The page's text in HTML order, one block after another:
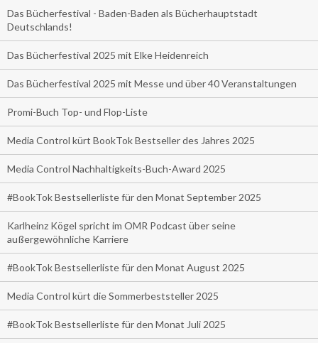
Das Bücherfestival - Baden-Baden als Bücherhauptstadt
Deutschlands!
Das Bücherfestival 2025 mit Elke Heidenreich
Das Bücherfestival 2025 mit Messe und über 40 Veranstaltungen
Promi-Buch Top- und Flop-Liste
Media Control kürt BookTok Bestseller des Jahres 2025
Media Control Nachhaltigkeits-Buch-Award 2025
#BookTok Bestsellerliste für den Monat September 2025
Karlheinz Kögel spricht im OMR Podcast über seine
außergewöhnliche Karriere
#BookTok Bestsellerliste für den Monat August 2025
Media Control kürt die Sommerbeststeller 2025
#BookTok Bestsellerliste für den Monat Juli 2025